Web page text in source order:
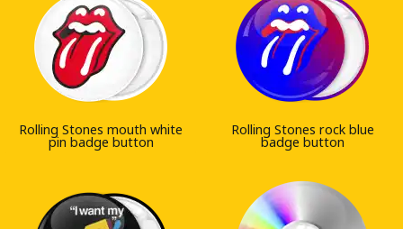
Rolling Stones mouth white
pin badge button
Rolling Stones rock blue
badge button